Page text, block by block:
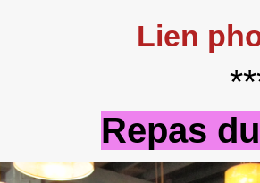
Lien
Repas